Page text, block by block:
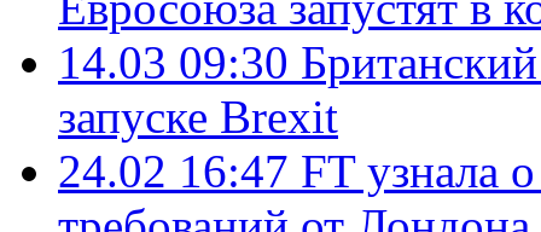
14.03 09:30
запуске Brexit
24.02 16:47 FT узнала